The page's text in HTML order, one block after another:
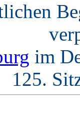
im
125.